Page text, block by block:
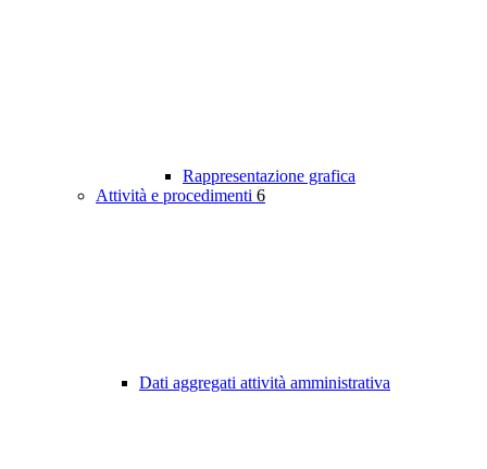
Rappresentazione grafica
Attività e procedimenti 6
Dati aggregati attività amministrativa